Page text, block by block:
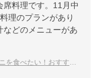
料理です。11月中
理のプランがあり
などのメニューがあ
たい！おすすめの宿は？